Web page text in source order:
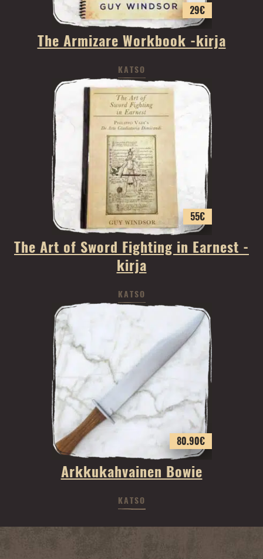
29€
The Armizare Workbook -kirja
KATSO
55€
The Art of Sword Fighting in Earnest -
kirja
KATSO
80.90€
Arkkukahvainen Bowie
KATSO